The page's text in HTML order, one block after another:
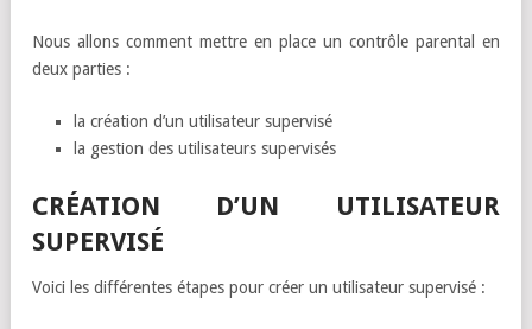
Nous allons comment mettre en place un contrôle parental en
deux parties :
la création d’un utilisateur supervisé
la gestion des utilisateurs supervisés
CRÉATION D’UN UTILISATEUR
SUPERVISÉ
Voici les différentes étapes pour créer un utilisateur supervisé :